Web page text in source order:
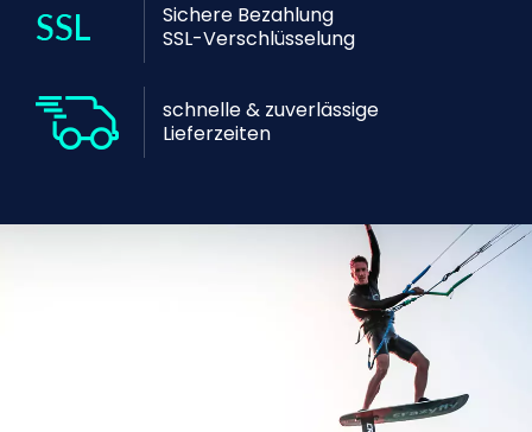
Sichere Bezahlung
SSL-Verschlüsselung
schnelle & zuverlässige
Lieferzeiten